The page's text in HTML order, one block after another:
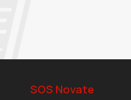
SOS Novate